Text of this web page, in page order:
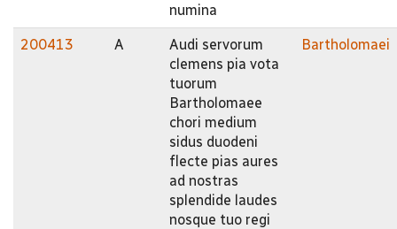
numina
200413 A
Audi servorum
clemens pia vota
tuorum
Bartholomaee
chori medium
sidus duodeni
flecte pias aures
ad nostras
splendide laudes
nosque tuo regi
Bartholomaei